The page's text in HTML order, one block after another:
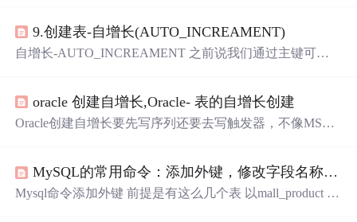
数据，然后重...
9.创建表-自增长(AUTO_INCREAMENT)
自增长-AUTO_INCREAMENT 之前说我们通过主键可以
身份证为主键来保证记录的唯一性； 但是如果其他的表，
可能不像人这样会存在身份证号的字段，这时候我们会引
用2.依次往...
oracle 创建自增长,Oracle- 表的自增长创建
Oracle创建自增长要先写序列还要去写触发器，不像MSSQ
列中获取自动增加的标识符，把它赋值给主键。例如一下
语句创建了一个名为customer_id_seq的序列，这个序列的
MySQL的常用命令：添加外键，修改字段名称，增加字段 设置主键自增长等
Mysql命令添加外键 前提是有这么几个表 以mall_product 和